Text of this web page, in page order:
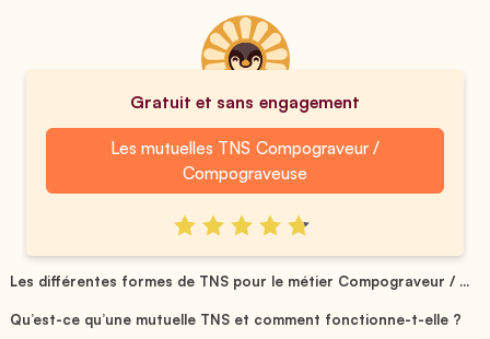
Gratuit et sans engagement
Les mutuelles TNS Compograveur /
Compograveuse
Les différentes formes de TNS pour le métier Compograveur / ...
Qu’est-ce qu’une mutuelle TNS et comment fonctionne-t-elle ?